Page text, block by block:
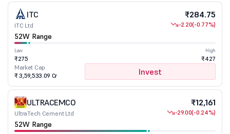
ITC
ITC Ltd
₹284.75
-2.20(-0.77%)
52W Range
Low
₹275
High
₹427
Market Cap
₹ 3,59,533.09 Cr
Invest
ULTRACEMCO
UltraTech Cement Ltd
₹12,161
-29.00(-0.24%)
52W Range